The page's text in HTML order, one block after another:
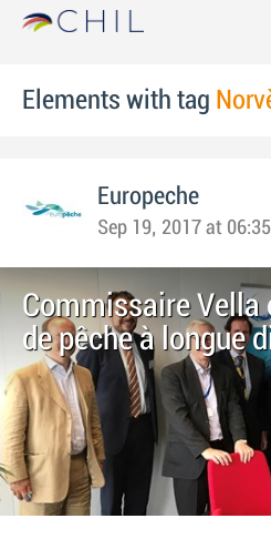
Elements with tag
Europeche
Sep 19, 2017 at 06:35
Commissaire Vella
de pêche à longue